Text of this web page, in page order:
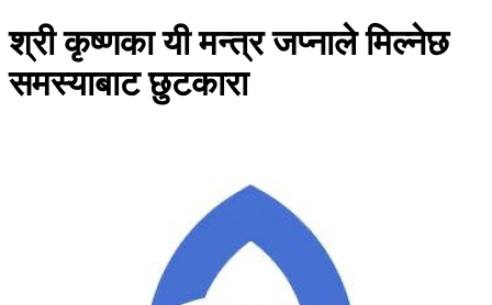
श्री कृष्णका यी मन्त्र जप्नाले मिल्नेछ
समस्याबाट छुटकारा